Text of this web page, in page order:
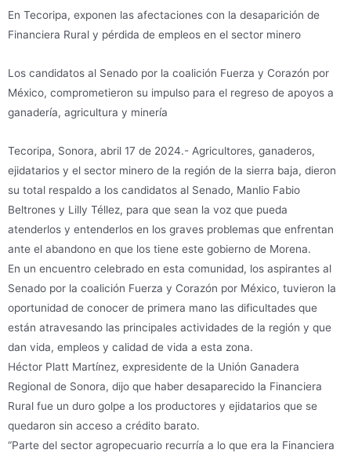
En Tecoripa, exponen las afectaciones con la desaparición de
Financiera Rural y pérdida de empleos en el sector minero
Los candidatos al Senado por la coalición Fuerza y Corazón por
México, comprometieron su impulso para el regreso de apoyos a
ganadería, agricultura y minería
Tecoripa, Sonora, abril 17 de 2024.- Agricultores, ganaderos,
ejidatarios y el sector minero de la región de la sierra baja, dieron
su total respaldo a los candidatos al Senado, Manlio Fabio
Beltrones y Lilly Téllez, para que sean la voz que pueda
atenderlos y entenderlos en los graves problemas que enfrentan
ante el abandono en que los tiene este gobierno de Morena.
En un encuentro celebrado en esta comunidad, los aspirantes al
Senado por la coalición Fuerza y Corazón por México, tuvieron la
oportunidad de conocer de primera mano las dificultades que
están atravesando las principales actividades de la región y que
dan vida, empleos y calidad de vida a esta zona.
Héctor Platt Martínez, expresidente de la Unión Ganadera
Regional de Sonora, dijo que haber desaparecido la Financiera
Rural fue un duro golpe a los productores y ejidatarios que se
quedaron sin acceso a crédito barato.
“Parte del sector agropecuario recurría a lo que era la Financiera